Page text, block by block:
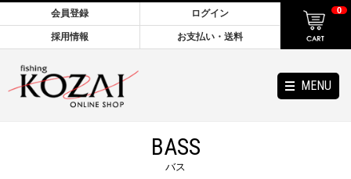
MENU
会員登録 ログイン
採用情報 お支払い・送料
0
BASS
バス